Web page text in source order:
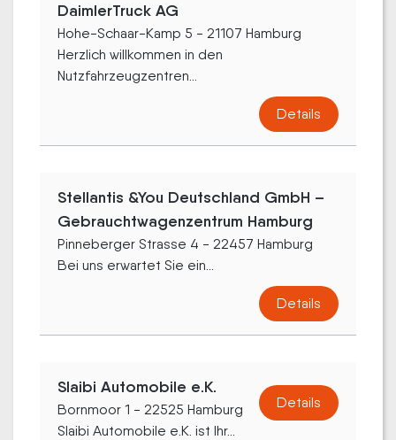
DaimlerTruck AG
Hohe-Schaar-Kamp 5 - 21107 Hamburg
Herzlich willkommen in den
Nutzfahrzeugzentren...
Details
Stellantis &You Deutschland GmbH –
Gebrauchtwagenzentrum Hamburg
Pinneberger Strasse 4 - 22457 Hamburg
Bei uns erwartet Sie ein...
Details
Slaibi Automobile e.K.
Bornmoor 1 - 22525 Hamburg
Slaibi Automobile e.K. ist Ihr...
Details